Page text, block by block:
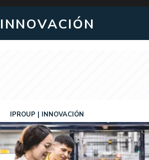
INNOVACIÓN
IPROUP INNOVACIÓN